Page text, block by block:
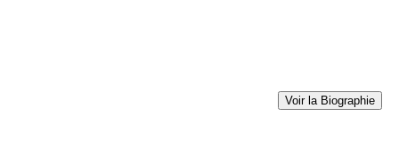
Voir la Biographie